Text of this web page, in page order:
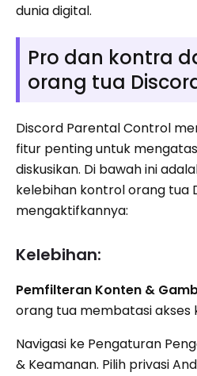
dunia digital.
Pro dan kontra
orang tua
Discord Parental Control
fitur penting untuk
diskusikan. Di bawah ini
kelebihan kontrol orang tua
mengaktifkannya:
Kelebihan:
Pemfilteran Konten &
orang tua membatasi akses
Navigasi ke Pengaturan
& Keamanan. Pilih privasi